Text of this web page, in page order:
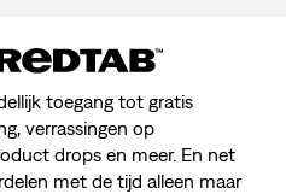
toegang tot gratis
verrassingen op
drops en meer. En net
met de tijd alleen maar